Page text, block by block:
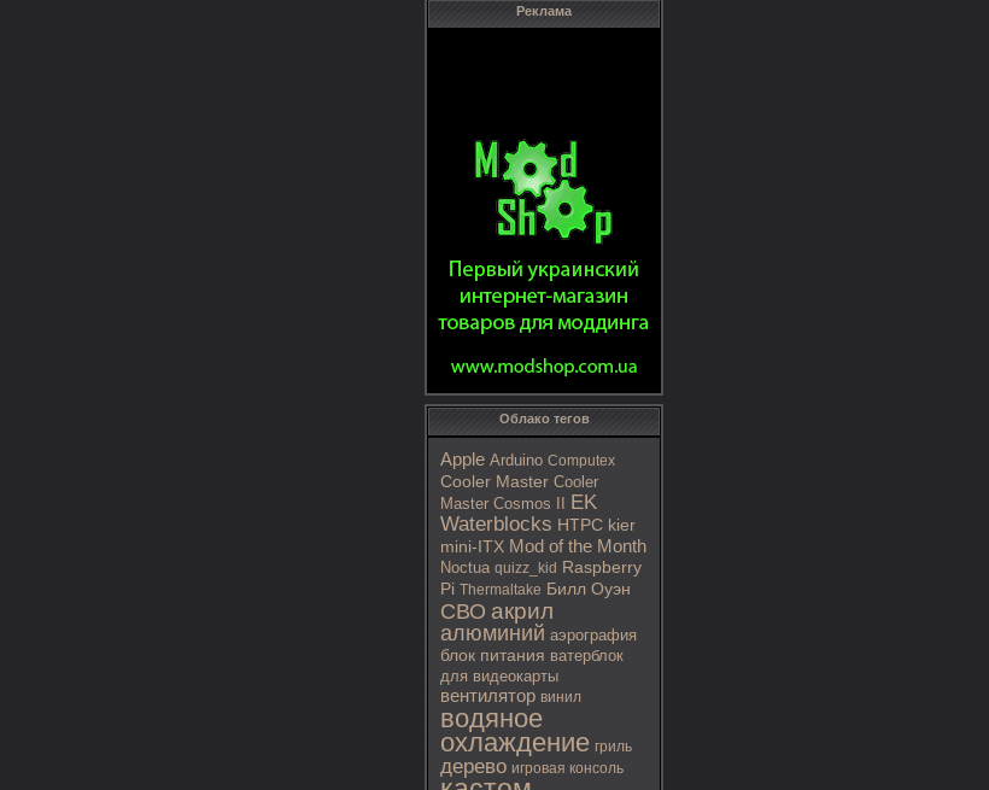
Реклама
Облако тегов
Apple Arduino Computex
Cooler Master Cooler
Master Cosmos II
EK
Waterblocks HTPC kier
mini-ITX Mod of the Month
Noctua quizz_kid Raspberry
Pi Thermaltake Билл Оуэн
СВО акрил
алюминий аэрография
блок питания ватерблок
для видеокарты
вентилятор винил
водяное
охлаждение гриль
дерево игровая консоль